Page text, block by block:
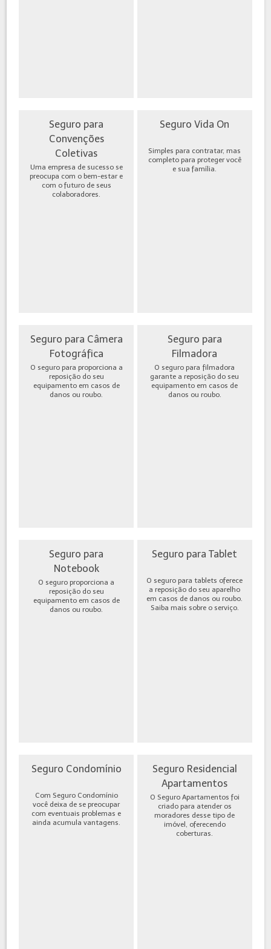
Seguro para
Convenções
Coletivas
Uma empresa de sucesso se
preocupa com o bem-estar e
com o futuro de seus
colaboradores.
Seguro Vida On
Simples para contratar, mas
completo para proteger você
e sua família.
Seguro para Câmera
Fotográfica
O seguro para proporciona a
reposição do seu
equipamento em casos de
danos ou roubo.
Seguro para
Filmadora
O seguro para filmadora
garante a reposição do seu
equipamento em casos de
danos ou roubo.
Seguro para
Notebook
O seguro proporciona a
reposição do seu
equipamento em casos de
danos ou roubo.
Seguro para Tablet
O seguro para tablets oferece
a reposição do seu aparelho
em casos de danos ou roubo.
Saiba mais sobre o serviço.
Seguro Condomínio
Com Seguro Condomínio
você deixa de se preocupar
com eventuais problemas e
ainda acumula vantagens.
Seguro Residencial
Apartamentos
O Seguro Apartamentos foi
criado para atender os
moradores desse tipo de
imóvel, oferecendo
coberturas.